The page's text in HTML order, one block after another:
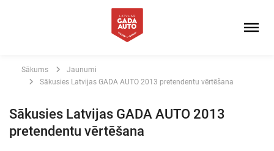
Sākums
Jaunumi
Sākusies Latvijas GADA AUTO 2013 pretendentu vērtēšana
Sākusies Latvijas GADA AUTO 2013
pretendentu vērtēšana